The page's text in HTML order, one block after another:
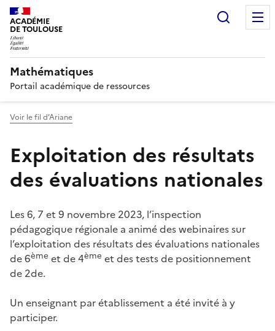
ACADÉMIE
DE TOULOUSE
Mathématiques
Portail académique de ressources
Voir le fil d’Ariane
Exploitation des résultats
des évaluations nationales
Les 6, 7 et 9 novembre 2023, l’inspection
pédagogique régionale a animé des webinaires sur
l’exploitation des résultats des évaluations nationales
de 6ème et de 4ème et des tests de positionnement
de 2de.
Un enseignant par établissement a été invité à y
participer.